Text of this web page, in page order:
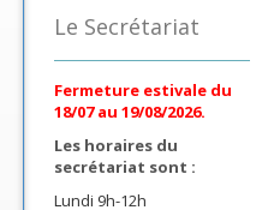
Le Secrétariat
Fermeture estivale du
18/07 au 19/08/2026.
Les horaires du
secrétariat sont :
Lundi 9h-12h